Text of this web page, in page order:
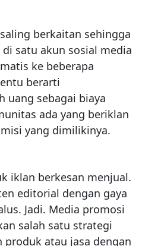
berkaitan sehingga
satu akun sosial media
ke beberapa
berarti
uang sebagai biaya
ada yang beriklan
yang dimilikinya.
iklan berkesan menjual.
editorial dengan gaya
Jadi. Media promosi
salah satu strategi
atau jasa dengan